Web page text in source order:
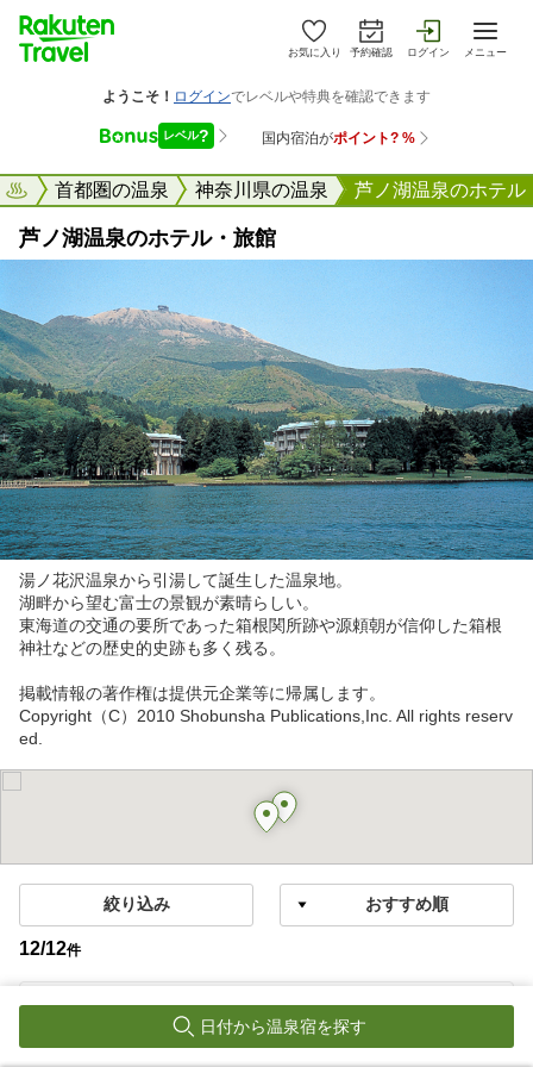
お気に入り 予約確認 ログイン メニュー
トラベル首都圏の温泉 神奈川県の温泉 芦ノ湖温泉のホテル
芦ノ湖温泉のホテル・旅館
湯ノ花沢温泉から引湯して誕生した温泉地。
湖畔から望む富士の景観が素晴らしい。
東海道の交通の要所であった箱根関所跡や源頼朝が信仰した箱根
神社などの歴史的史跡も多く残る。
掲載情報の著作権は提供元企業等に帰属します。
Copyright（C）2010 Shobunsha Publications,Inc. All rights reserv
ed.
絞り込み
12/12件
箱根・芦ノ湖 はなをり（オリックスホテルズ＆
日付から温泉宿を探す